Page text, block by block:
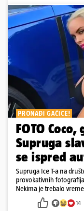
PRONAĐI GAĆICE!
FOTO
Supruga
se ispred
Supruga Ice T-a na
provokativnih
Nekima je trebalo
14